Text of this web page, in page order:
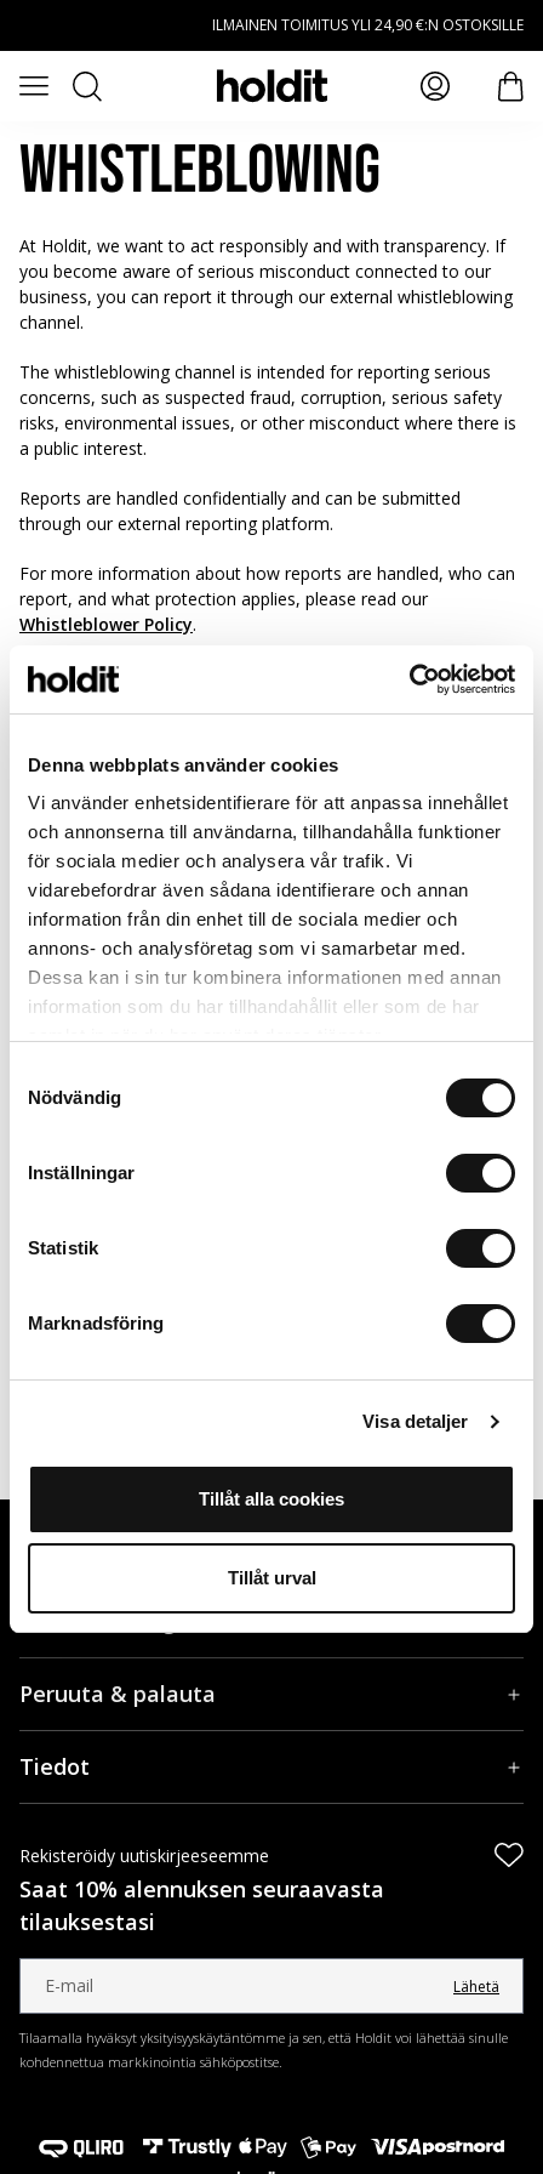
Denna webbplats använder cookies
Vi använder enhetsidentifierare för att anpassa innehållet
och annonserna till användarna, tillhandahålla funktioner
för sociala medier och analysera vår trafik. Vi
vidarebefordrar även sådana identifierare och annan
information från din enhet till de sociala medier och
annons- och analysföretag som vi samarbetar med.
Dessa kan i sin tur kombinera informationen med annan
information som du har tillhandahållit eller som de har
Nödvändig
Inställningar
Statistik
Marknadsföring
Visa detaljer
Tillåt alla cookies
Tillåt urval
ILMAINEN TOIMITUS YLI 24,90 €:N OSTOKSILLE
Avaa valikko
Haku
Whistleblowing
At Holdit, we want to act responsibly and with transparency. If
you become aware of serious misconduct connected to our
business, you can report it through our external whistleblowing
channel.
The whistleblowing channel is intended for reporting serious
concerns, such as suspected fraud, corruption, serious safety
risks, environmental issues, or other misconduct where there is
a public interest.
Reports are handled confidentially and can be submitted
through our external reporting platform.
For more information about how reports are handled, who can
report, and what protection applies, please read our
Whistleblower Policy.
REPORT A CONCERN
Please note that this channel is not intended for customer
service matters, product questions, returns, complaints, or
general employment-related questions. For those matters,
please contact ourcustomer service team.
Näytä lisää
Suositut kategoriat
Peruuta & palauta
Tiedot
Rekisteröidy uutiskirjeeseemme
Saat 10% alennuksen seuraavasta
tilauksestasi
Lähetä
Tilaamalla hyväksyt yksityisyyskäytäntömme ja sen, että Holdit voi lähettää sinulle
kohdennettua markkinointia sähköpostitse.